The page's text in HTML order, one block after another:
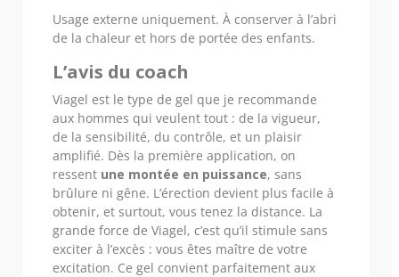
Usage externe uniquement. À conserver à l’abri
de la chaleur et hors de portée des enfants.
L’avis du coach
Viagel est le type de gel que je recommande
aux hommes qui veulent tout : de la vigueur,
de la sensibilité, du contrôle, et un plaisir
amplifié. Dès la première application, on
ressent une montée en puissance, sans
brûlure ni gêne. L’érection devient plus facile à
obtenir, et surtout, vous tenez la distance. La
grande force de Viagel, c’est qu’il stimule sans
exciter à l’excès : vous êtes maître de votre
excitation. Ce gel convient parfaitement aux